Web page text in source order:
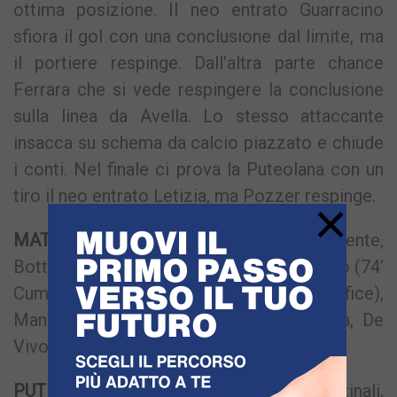
ottima posizione. Il neo entrato Guarracino
sfiora il gol con una conclusione dal limite, ma
il portiere respinge. Dall’altra parte chance
Ferrara che si vede respingere la conclusione
sulla linea da Avella. Lo stesso attaccante
insacca su schema da calcio piazzato e chiude
i conti. Nel finale ci prova la Puteolana con un
tiro il neo entrato Letizia, ma Pozzer respinge.
MATERA:Pozzer, Dubaz, Ferrara, Vicente,
Bottalico (74’ Zienlski) , Donida, Montanino (74’
Cum), Russo, Iaccarino, Piccioni (85′ Orefice),
Manu (92′ Sellitti). A disp: Suma, Ancora, De
Vivo, Hysaj, Demoleon. All.: Ciullo
PUTEOLANA:Lamberti, Escobar, Catinali,
×